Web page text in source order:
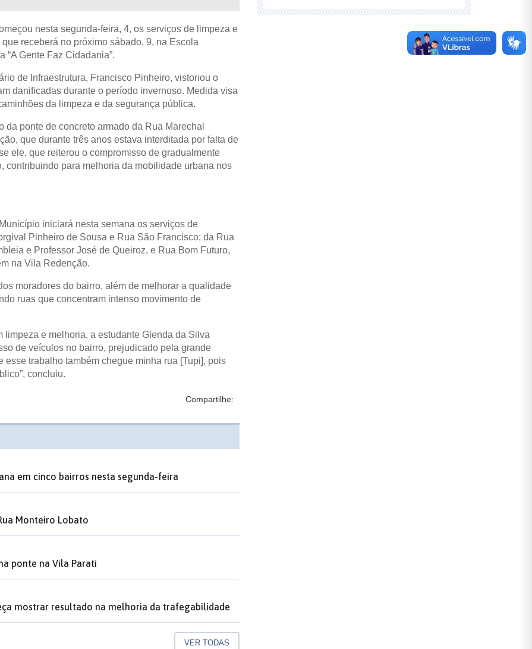
nesta segunda-feira, 4, os serviços de limpeza e
receberá no próximo sábado, 9, na Escola
“A Gente Faz Cidadania”.
de Infraestrutura, Francisco Pinheiro, vistoriou o
danificadas durante o período invernoso. Medida visa
da limpeza e da segurança pública.
da ponte de concreto armado da Rua Marechal
que durante três anos estava interditada por falta de
ele, que reiterou o compromisso de gradualmente
contribuindo para melhoria da mobilidade urbana nos
iniciará nesta semana os serviços de
Pinheiro de Sousa e Rua São Francisco; da Rua
e Professor José de Queiroz, e Rua Bom Futuro,
na Vila Redenção.
moradores do bairro, além de melhorar a qualidade
ruas que concentram intenso movimento de
e melhoria, a estudante Glenda da Silva
de veículos no bairro, prejudicado pela grande
esse trabalho também chegue minha rua [Tupi], pois
concluiu.
Compartilhe:
em cinco bairros nesta segunda-feira
Monteiro Lobato
ponte na Vila Parati
mostrar resultado na melhoria da trafegabilidade
VER TODAS